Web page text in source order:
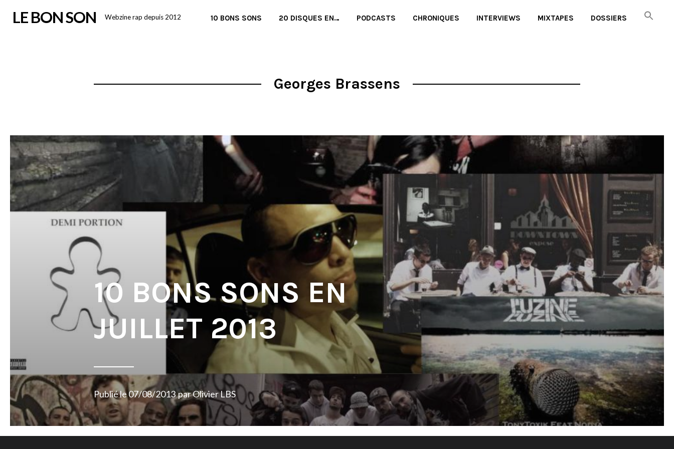
LE BON SON Webzine rap depuis 2012 10 BONS SONS 20 DISQUES EN… PODCASTS CHRONIQUES INTERVIEWS MIXTAPES DOSSIERS
Georges Brassens
10 BONS SONS EN
JUILLET 2013
Publié le07/08/2013 parOlivier LBS